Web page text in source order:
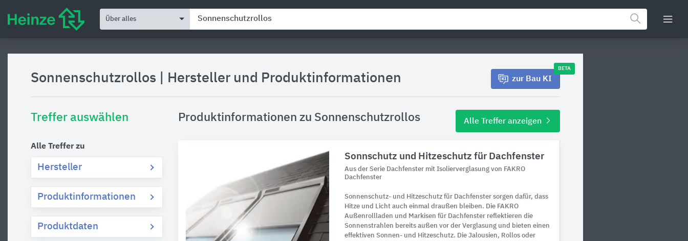
Über alles
Sonnenschutzrollos Hersteller und Produktinformationen zur Bau KI
BETA
Treffer auswählen
Alle Treffer zu
Hersteller
Produktinformationen
Produktdaten
Produktinformationen zu Sonnenschutzrollos Alle Treffer anzeigen
​​Sonnschutz und Hitzeschutz für Dachfenster
Aus der Serie Dachfenster mit Isolierverglasung von FAKRO
Dachfenster
Sonnenschutz- und Hitzeschutz für Dachfenster sorgen dafür, dass
Hitze und Licht auch einmal draußen bleiben. Die FAKRO
Außenrollladen und Markisen für Dachfenster reflektieren die
Sonnenstrahlen bereits außen vor der Verglasung und bieten einen
effektiven Sonnen- und Hitzeschutz. Die Jalousien, Rollos oder